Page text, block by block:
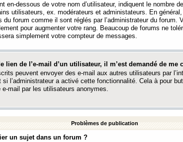
en-dessous de votre nom d’utilisateur, indiquent le nombre
utilisateurs, ex. modérateurs et administateurs. En
du forum comme il sont réglés par l’administrateur du forum.
pour augmenter votre rang. Beaucoup de forums ne
simplement votre compteur de messages.
lien de l’e-mail d’un utilisateur, il m’est demandé de me
peuvent envoyer des e-mail aux autres utilisateurs par
si l’administrateur a activé cette fonctionnalité. Cela à pour
mail par les utilisateurs anonymes.
Problèmes de publication
un sujet dans un forum ?